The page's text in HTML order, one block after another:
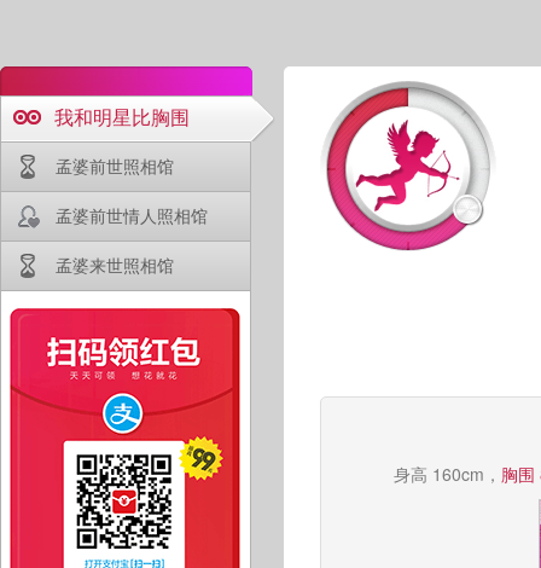
我和明星比胸围
孟婆前世照相馆
孟婆前世情人照相馆
孟婆来世照相馆
身高 160cm， 胸围